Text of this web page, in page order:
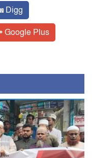
Digg
Google Plus